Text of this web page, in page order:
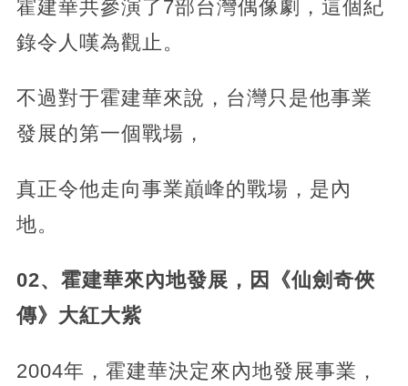
霍建華共參演了7部台灣偶像劇，這個紀
錄令人嘆為觀止。
不過對于霍建華來說，台灣只是他事業
發展的第一個戰場，
真正令他走向事業巔峰的戰場，是內
地。
02、霍建華來內地發展，因《仙劍奇俠
傳》大紅大紫
2004年，霍建華決定來內地發展事業，